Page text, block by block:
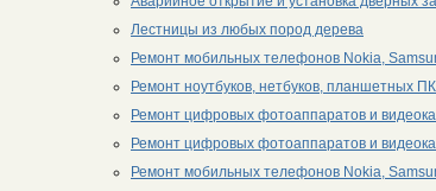
Лестницы из любых пород дерева
Ремонт мобильных телефонов Nokia,
Ремонт ноутбуков, нетбуков, планшетных
Ремонт цифровых фотоаппаратов и
Ремонт цифровых фотоаппаратов и
Ремонт мобильных телефонов Nokia,